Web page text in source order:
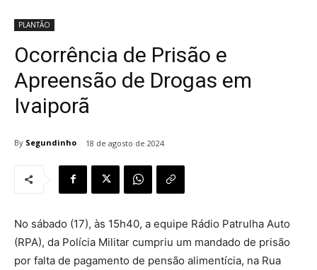
PLANTÃO
Ocorrência de Prisão e
Apreensão de Drogas em
Ivaiporã
By Segundinho 18 de agosto de 2024
No sábado (17), às 15h40, a equipe Rádio Patrulha Auto
(RPA), da Polícia Militar cumpriu um mandado de prisão
por falta de pagamento de pensão alimentícia, na Rua